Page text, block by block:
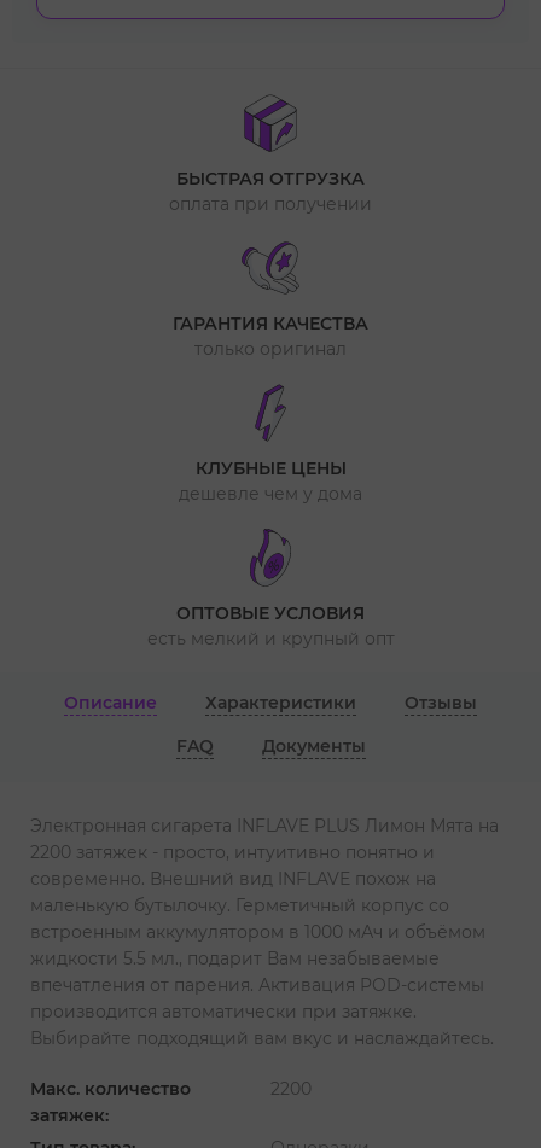
БЫСТРАЯ ОТГРУЗКА
оплата при получении
ГАРАНТИЯ КАЧЕСТВА
только оригинал
КЛУБНЫЕ ЦЕНЫ
дешевле чем у дома
ОПТОВЫЕ УСЛОВИЯ
есть мелкий и крупный опт
Описание Характеристики
Отзывы
FAQ
Документы
Электронная сигарета INFLAVE PLUS Лимон Мята на
2200 затяжек - просто, интуитивно понятно и
современно. Внешний вид INFLAVE похож на
маленькую бутылочку. Герметичный корпус со
встроенным аккумулятором в 1000 мАч и объёмом
жидкости 5.5 мл., подарит Вам незабываемые
впечатления от парения. Активация POD-системы
производится автоматически при затяжке.
Выбирайте подходящий вам вкус и наслаждайтесь.
Макс. количество
затяжек:
2200